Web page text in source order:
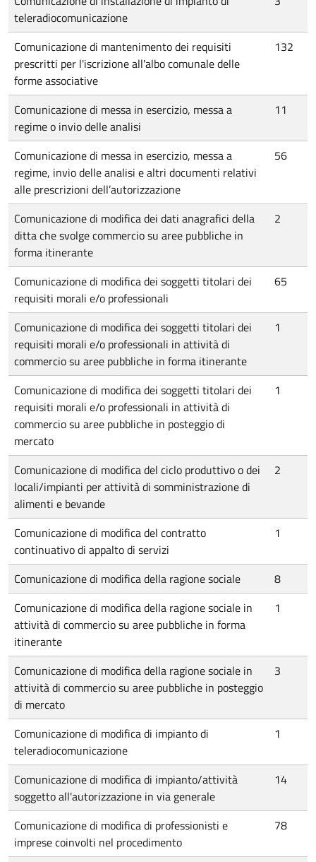
teleradiocomunicazione
Comunicazione di mantenimento dei requisiti
prescritti per l'iscrizione all'albo comunale delle
forme associative
132
Comunicazione di messa in esercizio, messa a
regime o invio delle analisi
11
Comunicazione di messa in esercizio, messa a
regime, invio delle analisi e altri documenti relativi
alle prescrizioni dell’autorizzazione
56
Comunicazione di modifica dei dati anagrafici della
ditta che svolge commercio su aree pubbliche in
forma itinerante
2
Comunicazione di modifica dei soggetti titolari dei
requisiti morali e/o professionali
65
Comunicazione di modifica dei soggetti titolari dei
requisiti morali e/o professionali in attività di
commercio su aree pubbliche in forma itinerante
1
Comunicazione di modifica dei soggetti titolari dei
requisiti morali e/o professionali in attività di
commercio su aree pubbliche in posteggio di
mercato
1
Comunicazione di modifica del ciclo produttivo o dei
locali/impianti per attività di somministrazione di
alimenti e bevande
2
Comunicazione di modifica del contratto
continuativo di appalto di servizi
1
Comunicazione di modifica della ragione sociale
8
Comunicazione di modifica della ragione sociale in
attività di commercio su aree pubbliche in forma
itinerante
1
Comunicazione di modifica della ragione sociale in
attività di commercio su aree pubbliche in posteggio
di mercato
3
Comunicazione di modifica di impianto di
teleradiocomunicazione
1
Comunicazione di modifica di impianto/attività
soggetto all'autorizzazione in via generale
14
Comunicazione di modifica di professionisti e
imprese coinvolti nel procedimento
78